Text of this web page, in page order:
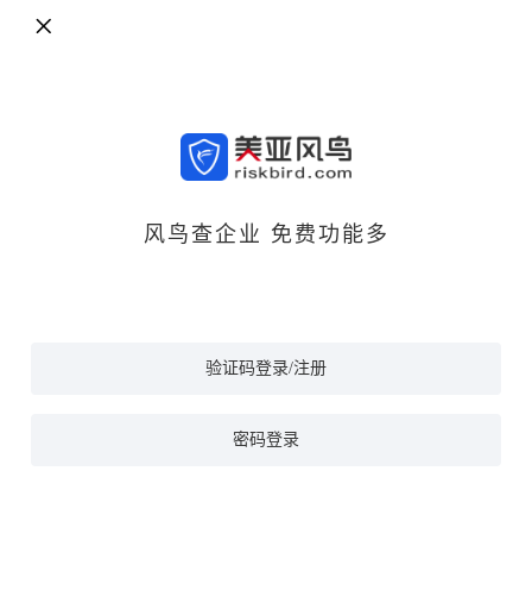
风鸟查企业 免费功能多
验证码登录/注册
密码登录